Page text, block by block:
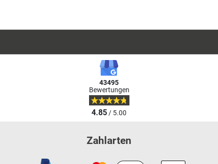
43495
Bewertungen
4.85/ 5.00
Zahlarten